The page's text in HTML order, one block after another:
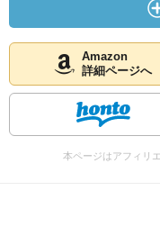
Amazon
詳細ページへ
本ページはアフィリ